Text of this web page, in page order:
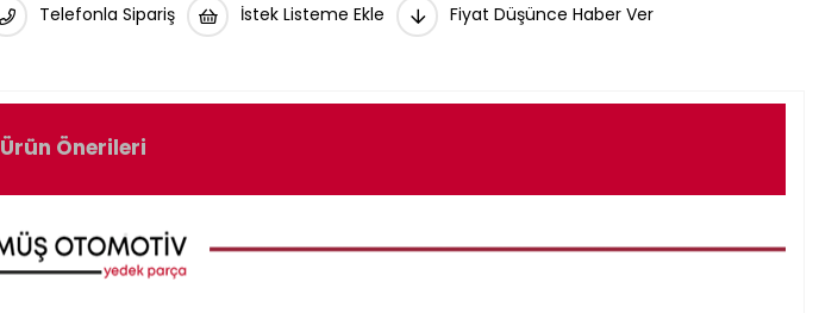
Telefonla Sipariş İstek Listeme Ekle Fiyat Düşünce Haber Ver
Ürün Önerileri